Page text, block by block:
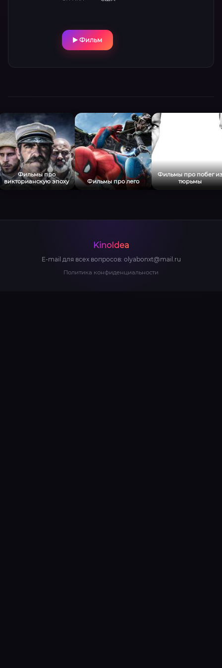
Фильм
Фильмы про
викторианскую эпоху
Фильмы про лего
Фильмы про побег из
тюрьмы
KinoIdea
E-mail для всех вопросов: olyabonxt@mail.ru
Политика конфиденциальности